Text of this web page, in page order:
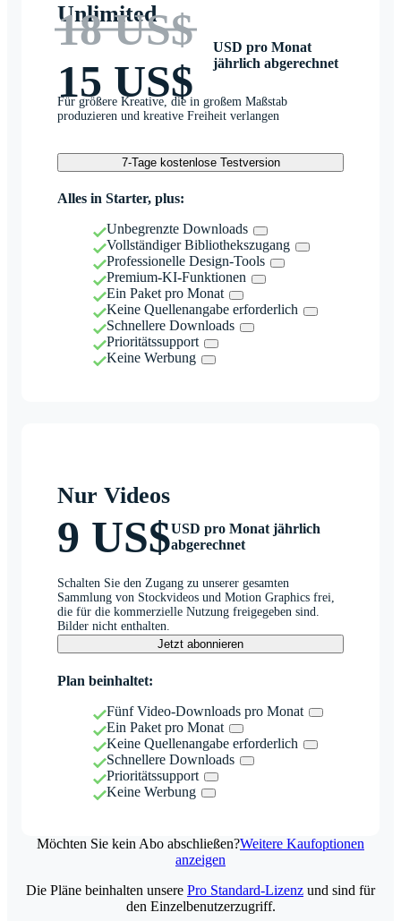
Unlimited
18 US$
15 US$
USD pro Monat
jährlich abgerechnet
Für größere Kreative, die in großem Maßstab
produzieren und kreative Freiheit verlangen
7-Tage kostenlose Testversion
Alles in Starter, plus:
Unbegrenzte Downloads
Vollständiger Bibliothekszugang
Professionelle Design-Tools
Premium-KI-Funktionen
Ein Paket pro Monat
Keine Quellenangabe erforderlich
Schnellere Downloads
Prioritätssupport
Keine Werbung
Nur Videos
9 US$USD pro Monat jährlich
abgerechnet
Schalten Sie den Zugang zu unserer gesamten
Sammlung von Stockvideos und Motion Graphics frei,
die für die kommerzielle Nutzung freigegeben sind.
Bilder nicht enthalten.
Jetzt abonnieren
Plan beinhaltet:
Fünf Video-Downloads pro Monat
Ein Paket pro Monat
Keine Quellenangabe erforderlich
Schnellere Downloads
Prioritätssupport
Keine Werbung
Möchten Sie kein Abo abschließen?Weitere Kaufoptionen
anzeigen
Die Pläne beinhalten unsere Pro Standard-Lizenz und sind für
den Einzelbenutzerzugriff.